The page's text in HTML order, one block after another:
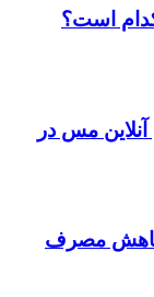
کدام است؟
مس در
کاهش مصرف